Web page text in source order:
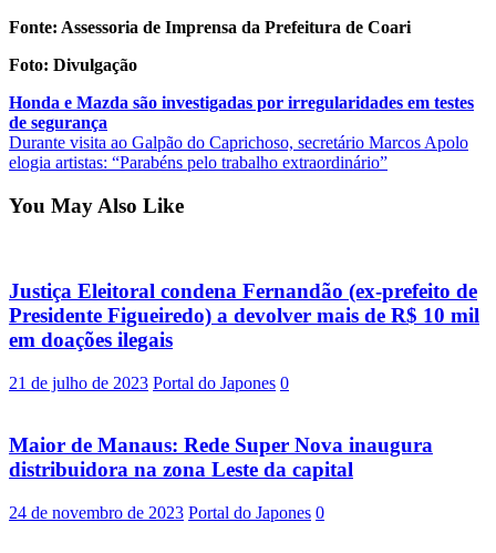
Fonte: Assessoria de Imprensa da Prefeitura de Coari
Foto: Divulgação
Post
navigation
Honda e Mazda são investigadas por irregularidades em testes
de segurança
Durante visita ao Galpão do Caprichoso, secretário Marcos Apolo
elogia artistas: “Parabéns pelo trabalho extraordinário”
You May Also Like
Justiça Eleitoral condena Fernandão (ex-prefeito de
Presidente Figueiredo) a devolver mais de R$ 10 mil
em doações ilegais
21 de julho de 2023 Portal do Japones 0
Maior de Manaus: Rede Super Nova inaugura
distribuidora na zona Leste da capital
24 de novembro de 2023 Portal do Japones 0